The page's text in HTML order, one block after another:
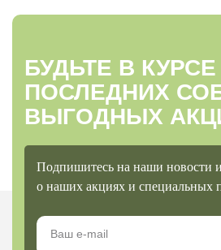
БУДЬТЕ В КУРСЕ
ПОСЛЕДНИХ
ВЫГОДНЫХ
Подпишитесь на наши новости
о наших акциях и специальных